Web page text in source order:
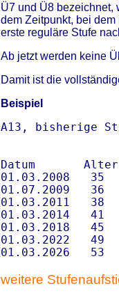
Ü7 und Ü8 bezeichnet,
dem Zeitpunkt, bei
erste reguläre Stufe
Ab jetzt werden keine
Damit ist die
Beispiel
A13, bisherige
Datum
01.03.2008
01.07.2009
01.03.2011
01.03.2014
01.03.2018
01.03.2022
weitere